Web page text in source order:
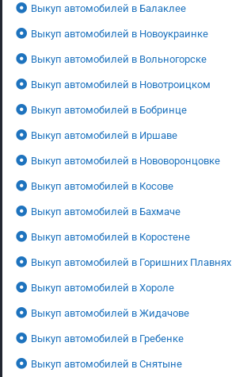
Выкуп автомобилей в Балаклее
Выкуп автомобилей в Новоукраинке
Выкуп автомобилей в Вольногорске
Выкуп автомобилей в Новотроицком
Выкуп автомобилей в Бобринце
Выкуп автомобилей в Иршаве
Выкуп автомобилей в Нововоронцовке
Выкуп автомобилей в Косове
Выкуп автомобилей в Бахмаче
Выкуп автомобилей в Коростене
Выкуп автомобилей в Горишних Плавнях
Выкуп автомобилей в Хороле
Выкуп автомобилей в Жидачове
Выкуп автомобилей в Гребенке
Выкуп автомобилей в Снятыне